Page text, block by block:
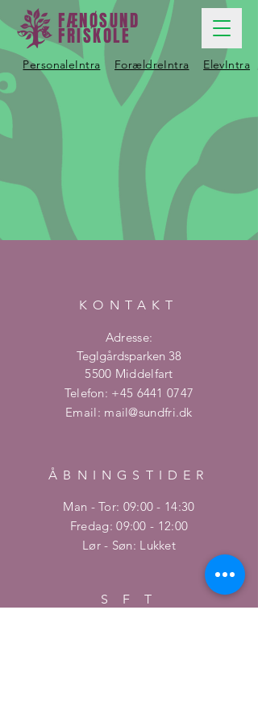
FÆNØSUND
FRISKOLE
PersonaleIntra ForældreIntra ElevIntra
KONTAKT
Adresse:
Teglgårdsparken 38
5500 Middelfart
Telefon: +45 6441 0747
Email: mail@sundfri.dk
ÅBNINGSTIDER
Man - Tor: 09:00 - 14:30
​​Fredag: 09:00 - 12:00
Lør - Søn: Lukket
S F T